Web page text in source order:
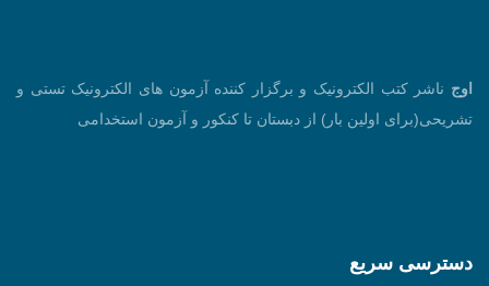
اوج ناشر کتب الکترونیک و برگزار کننده آزمون های الکترونیک تستی و
تشریحی(برای اولین بار) از دبستان تا کنکور و آزمون استخدامی
دسترسی سریع